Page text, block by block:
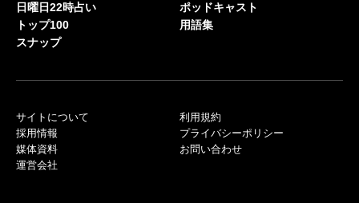
日曜日22時占い
トップ100
スナップ
ポッドキャスト
用語集
サイトについて
採用情報
媒体資料
運営会社
利用規約
プライバシーポリシー
お問い合わせ